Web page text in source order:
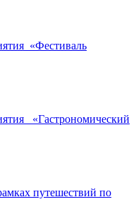
«Фестиваль
«Гастрономический
путешествий по